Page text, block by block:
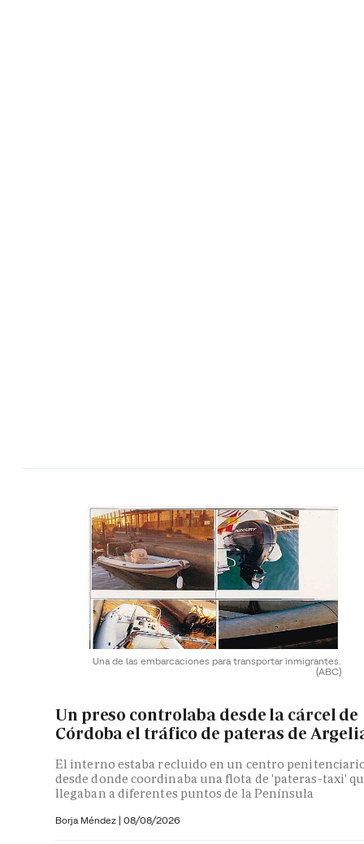
Una de las embarcaciones para transportar inmigrantes.
(ABC)
Un preso controlaba desde la cárcel de
Córdoba el tráfico de pateras de
El interno estaba recluido en un centro
desde donde coordinaba una flota de 'pateras-taxi'
llegaban a diferentes puntos de la Península
Borja Méndez | 08/08/2026